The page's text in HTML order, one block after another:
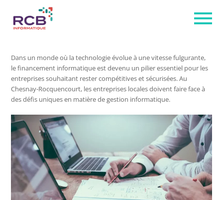
Dans un monde où la technologie évolue à une vitesse fulgurante,
le financement informatique est devenu un pilier essentiel pour les
entreprises souhaitant rester compétitives et sécurisées. Au
Chesnay-Rocquencourt, les entreprises locales doivent faire face à
des défis uniques en matière de gestion informatique.